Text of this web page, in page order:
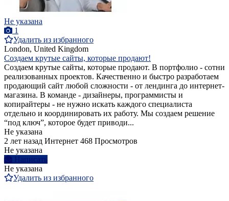
Не указана
1
Удалить из избранного
London, United Kingdom
Создаем крутые сайты, которые продают!
Создаем крутые сайты, которые продают. В портфолио - сотни
реализованных проектов. Качественно и быстро разработаем
продающий сайт любой сложности - от лендинга до интернет-
магазина. В команде - дизайнеры, программисты и
копирайтеры - не нужно искать каждого специалиста
отдельно и координировать их работу. Мы создаем решение
“под ключ”, которое будет приводи...
Не указана
2 лет назад Интернет 468 Просмотров
Не указана
Написать
Не указана
Удалить из избранного